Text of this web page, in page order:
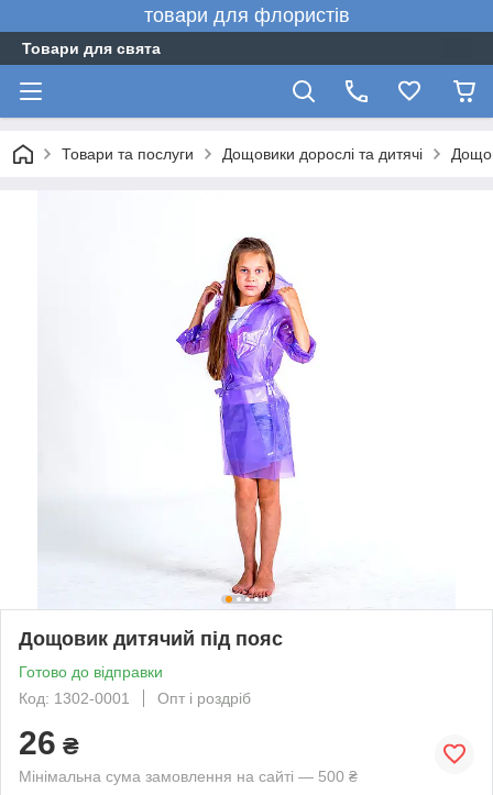
товари для флористів
Товари для свята
Товари та послуги Дощовики дорослі та дитячі
Дощовик дитячий під пояс
Готово до відправки
Код: 1302-0001
Опт і роздріб
26 ₴
Мінімальна сума замовлення на сайті — 500 ₴